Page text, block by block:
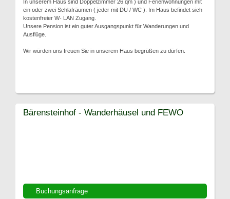
In unserem Haus sind Doppelzimmer 26 qm ) und Ferienwohnungen mit
ein oder zwei Schlafräumen ( jeder mit DU / WC ). Im Haus befindet sich
kostenfreier W- LAN Zugang.
Unsere Pension ist ein guter Ausgangspunkt für Wanderungen und
Ausflüge.
Wir würden uns freuen Sie in unserem Haus begrüßen zu dürfen.
Buchungsanfrage
Bärensteinhof - Wanderhäusel und FEWO